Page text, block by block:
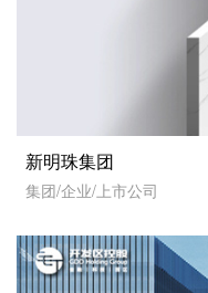
新明珠集团
集团/企业/上市公司